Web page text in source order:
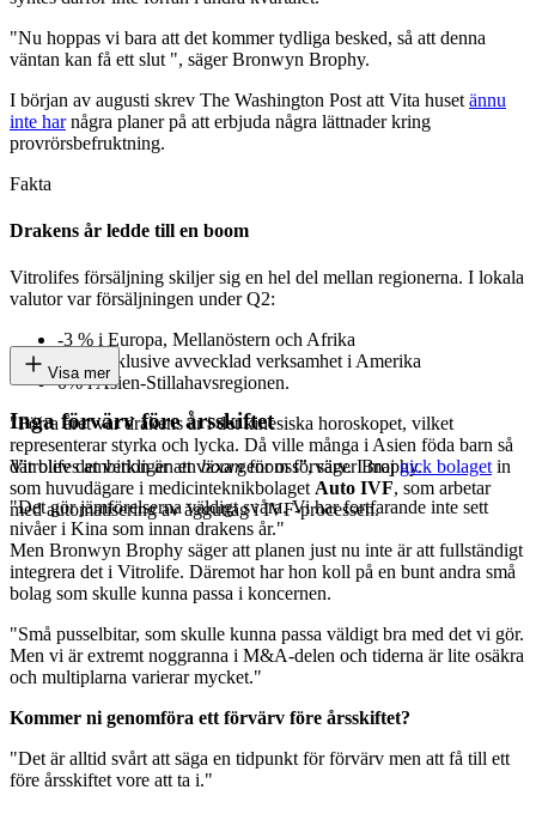
"Nu hoppas vi bara att det kommer tydliga besked, så att denna
väntan kan få ett slut ", säger Bronwyn Brophy.
I början av augusti skrev The Washington Post att Vita huset ännu
inte harnågra planer på att erbjuda några lättnader kring
provrörsbefruktning.
Fakta
Drakens år ledde till en boom
Vitrolifes försäljning skiljer sig en hel del mellan regionerna. I lokala
valutor var försäljningen under Q2:
-3 % i Europa, Mellanöstern och Afrika
+5% exklusive avvecklad verksamhet i Amerika
0% i Asien-Stillahavsregionen.
"Förra året var drakens år i det kinesiska horoskopet, vilket
representerar styrka och lycka. Då ville många i Asien föda barn så
där blev det verkligen enboomför oss", säger Brophy.
"Det gör jämförelserna väldigt svåra. Vi har fortfarande inte sett
nivåer i Kina som innan drakens år."
Visa mer
Inga förvärv före årsskiftet
Vitrolifes ambition är att växa genom förvärv. I majgick bolaget in
som huvudägare i medicinteknikbolaget Auto IVF, som arbetar
med automatisering av ägguttag i IVF-processen.
Men Bronwyn Brophy säger att planen just nu inte är att fullständigt
integrera det i Vitrolife. Däremot har hon koll på en bunt andra små
bolag som skulle kunna passa i koncernen.
"Små pusselbitar, som skulle kunna passa väldigt bra med det vi gör.
Men vi är extremt noggranna i M&A-delen och tiderna är lite osäkra
och multiplarna varierar mycket."
Kommer ni genomföra ett förvärv före årsskiftet?
"Det är alltid svårt att säga en tidpunkt för förvärv men att få till ett
före årsskiftet vore att ta i."